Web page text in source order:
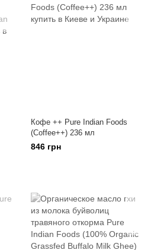
Кофе ++ Pure Indian Foods
(Coffee++) 236 мл
846 грн